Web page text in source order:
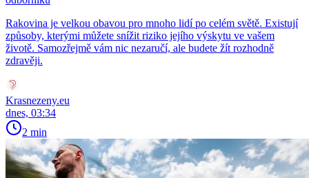
Rakovina je velkou obavou pro mnoho lidí po celém světě. Existují
způsoby, kterými můžete snížit riziko jejího výskytu ve vašem
životě. Samozřejmě vám nic nezaručí, ale budete žít rozhodně
zdravěji.
Krasnezeny.eu
dnes, 03:34
2 min